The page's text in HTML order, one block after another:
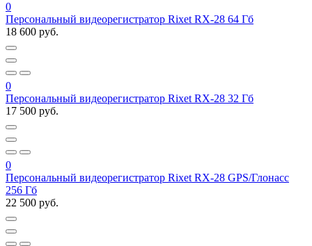
0
Персональный видеорегистратор Rixet RX-28 64 Гб
18 600 руб.
0
Персональный видеорегистратор Rixet RX-28 32 Гб
17 500 руб.
0
Персональный видеорегистратор Rixet RX-28 GPS/Глонасс
256 Гб
22 500 руб.